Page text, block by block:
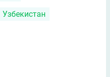
Узбекистан